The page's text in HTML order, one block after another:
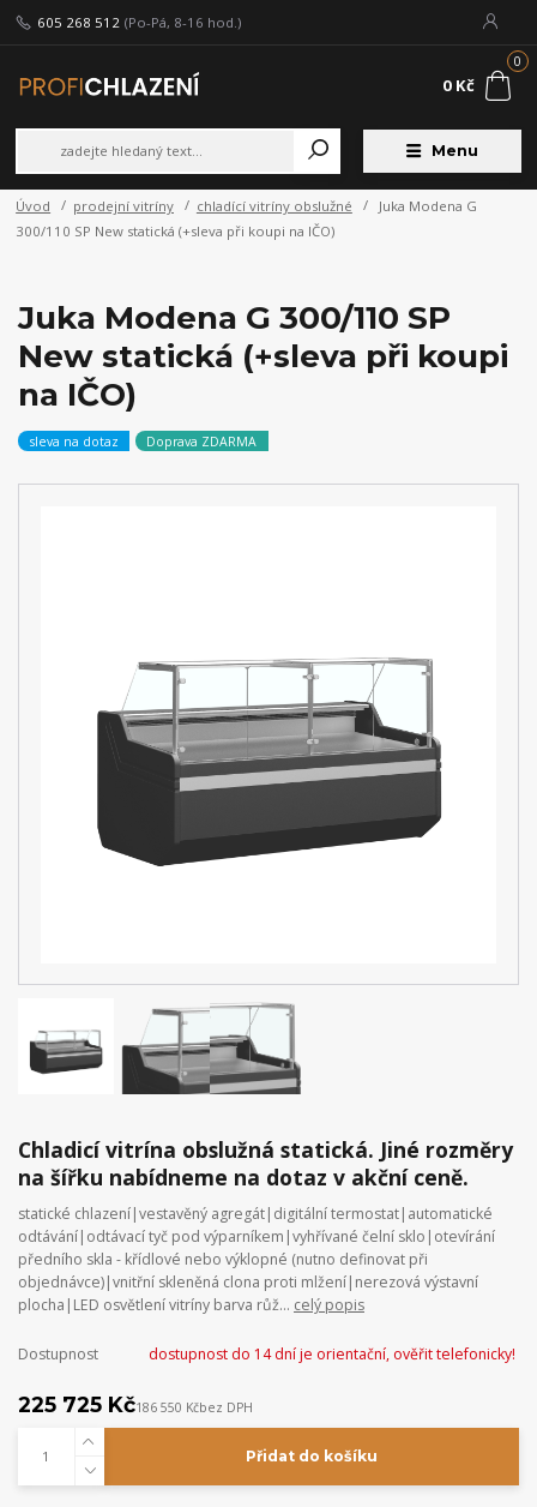
Menu
605 268 512 (Po-Pá, 8-16 hod.)
0
0 Kč
Úvod prodejní vitríny chladící vitríny obslužné
Juka Modena G
300/110 SP New statická (+sleva při koupi na IČO)
Juka Modena G 300/110 SP
New statická (+sleva při koupi
na IČO)
sleva na dotaz Doprava ZDARMA
Chladicí vitrína obslužná statická. Jiné rozměry
na šířku nabídneme na dotaz v akční ceně.
statické chlazení|vestavěný agregát|digitální termostat|automatické
odtávání|odtávací tyč pod výparníkem|vyhřívané čelní sklo|otevírání
předního skla - křídlové nebo výklopné (nutno definovat při
objednávce)|vnitřní skleněná clona proti mlžení|nerezová výstavní
plocha|LED osvětlení vitríny barva růž... celý popis
Dostupnost dostupnost do 14 dní je orientační, ověřit telefonicky!
225 725 Kč186 550 Kčbez DPH
Přidat do košíku